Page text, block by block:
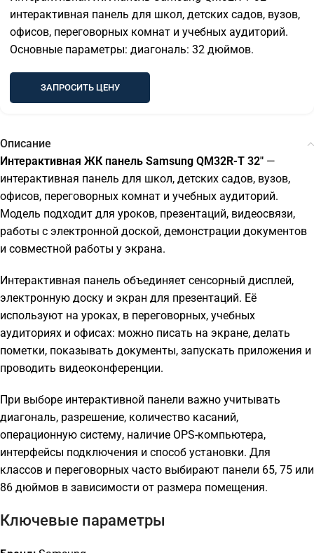
интерактивная панель для школ, детских садов, вузов,
офисов, переговорных комнат и учебных аудиторий.
Основные параметры: диагональ: 32 дюймов.
ЗАПРОСИТЬ ЦЕНУ
Описание
Интерактивная ЖК панель Samsung QM32R-T 32" —
интерактивная панель для школ, детских садов, вузов,
офисов, переговорных комнат и учебных аудиторий.
Модель подходит для уроков, презентаций, видеосвязи,
работы с электронной доской, демонстрации документов
и совместной работы у экрана.
Интерактивная панель объединяет сенсорный дисплей,
электронную доску и экран для презентаций. Её
используют на уроках, в переговорных, учебных
аудиториях и офисах: можно писать на экране, делать
пометки, показывать документы, запускать приложения и
проводить видеоконференции.
При выборе интерактивной панели важно учитывать
диагональ, разрешение, количество касаний,
операционную систему, наличие OPS-компьютера,
интерфейсы подключения и способ установки. Для
классов и переговорных часто выбирают панели 65, 75 или
86 дюймов в зависимости от размера помещения.
Ключевые параметры